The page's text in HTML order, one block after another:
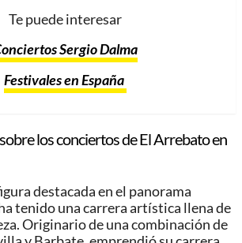
Te puede interesar
Sergio Dalma
Festivales en España
los conciertos de El Arrebato en
destacada en el panorama
tenido una carrera artística llena de
Originario de una combinación de